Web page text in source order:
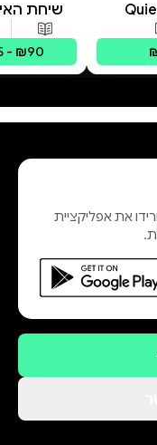
זמינים: מודפס
שיחת
המשפחה
מסע
IFS צ
- ₪90
את אפליקציית